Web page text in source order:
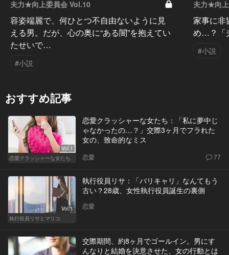
夫力★向上委員会 Vol.10
容姿端麗で、何ひとつ不自由ないように見
える男。だが、心の奥に“ある闇”を抱えてい
たせいで…
#小説
夫力★向
家事に非
め…？「
#小説
おすすめ記事
Vol.1
恋愛クラッシャーな女たち
恋愛クラッシャーな女たち：「私に夢中じ
ゃなかったの…？」交際3ヶ月でフラれた
女の、致命的なミス
恋愛 77
Vol.1
執行役員リサとマリコ
執行役員リサ：「バリキャリ」なんてもう
古い？28歳、女性執行役員誕生の裏側
恋愛
交際期間、約8ヶ月でゴールイン。男にす
んなりと結婚を決意させた、女の行動とは